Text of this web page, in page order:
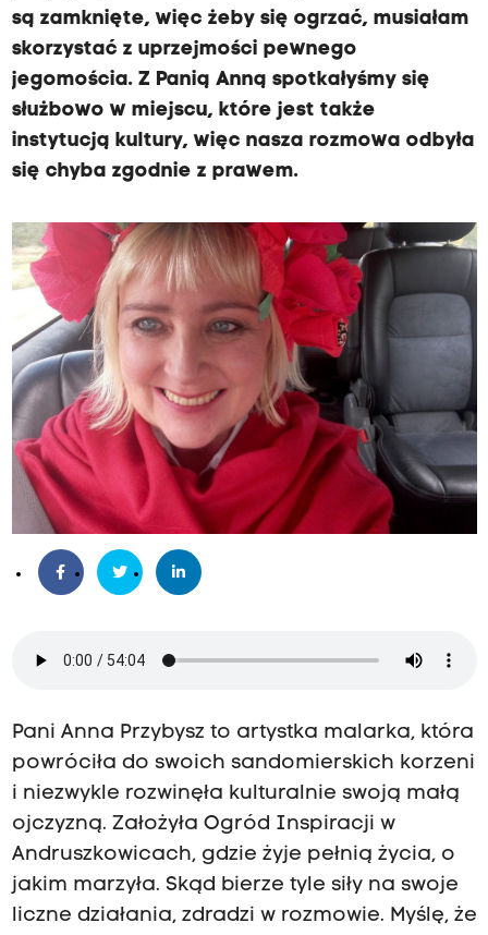
są zamknięte, więc żeby się ogrzać, musiałam
skorzystać z uprzejmości pewnego
jegomościa. Z Panią Anną spotkałyśmy się
służbowo w miejscu, które jest także
instytucją kultury, więc nasza rozmowa odbyła
się chyba zgodnie z prawem.
Pani Anna Przybysz to artystka malarka, która
powróciła do swoich sandomierskich korzeni
i niezwykle rozwinęła kulturalnie swoją małą
ojczyzną. Założyła Ogród Inspiracji w
Andruszkowicach, gdzie żyje pełnią życia, o
jakim marzyła. Skąd bierze tyle siły na swoje
liczne działania, zdradzi w rozmowie. Myślę, że